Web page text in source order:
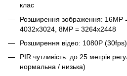
клас
Розширення зображення:
4032x3024, 8MP = 3264x2448
Розширення відео: 1080P
PIR чутливість: до 25 метрів
нормальна / низька)